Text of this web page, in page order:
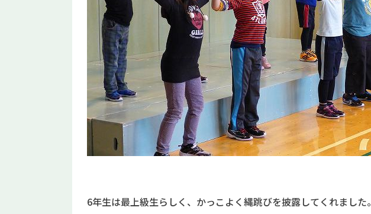
6年生は最上級生らしく、かっこよく縄跳びを披露してくれました。